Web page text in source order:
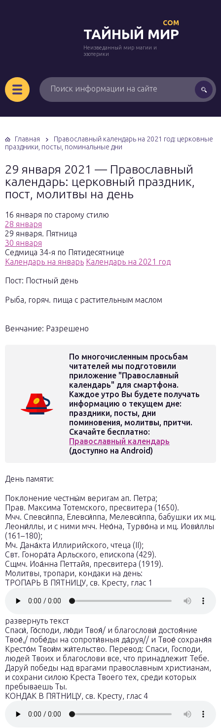
ТАЙНЫЙ МИР
COM
Неизведанный мир магии и
эзотерики
Главная
Православный календарь на 2021 год: церковные
праздники, посты, поминальные дни
29 января 2021 — Православный
календарь: церковный праздник,
пост, молитвы на день
16 января по старому стилю
28 января
29 января. Пятница
30 января
Седмица 34-я по Пятидесятнице
Календарь на январь Календарь на 2021 год
Пост: Постный день
Рыба, горяч. пища с растительным маслом
Венчание: Разрешено
По многочисленным просьбам
читателей мы подготовили
приложение "Православный
календарь" для смартфона.
Каждое утро Вы будете получать
информацию о текущем дне:
праздники, посты, дни
поминовения, молитвы, притчи.
Скачайте бесплатно:
Православный календарь
(доступно на Android)
День памяти:
Поклонение честны́м веригам ап. Петра;
Прав. Максима Тотемского, пресвитера (1650).
Мчч. Спевси́ппа, Елевси́ппа, Мелевси́ппа, бабушки их мц.
Леони́ллы, и с ними мчч. Нео́на, Турво́на и мц. Иови́ллы
(161–180);
Мч. Дана́кта Иллирийского, чтеца (II);
Свт. Гонора́та Арльского, епископа (429).
Сщмч. Иоа́нна Петтайя, пресвитера (1919).
Молитвы, тропари, кондаки на день:
ТРОПАРЬ В ПЯТНИЦУ, св. Кресту, глас 1
развернуть текст
Спаси́, Го́споди, лю́ди Твоя́/ и благослови́ достоя́ние
Твое́,/ побе́ды на сопроти́вныя да́руя// и Твое́ сохраня́я
Кресто́м Твои́м жи́тельство. Перевод: Спаси, Господи,
людей Твоих и благослови все, что принадлежит Тебе.
Даруй победы над врагами православным христианам,
и сохрани силою Креста Твоего тех, среди которых
пребываешь Ты.
КОНДАК В ПЯТНИЦУ, св. Кресту, глас 4